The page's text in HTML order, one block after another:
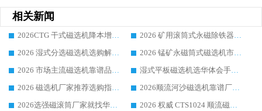
相关新闻
2026CTG 干式磁选机降本增效选购指南 选矿行业口碑稳定专业生产强者盘点
2026 矿用滚筒式永磁除铁器厂家榜单 行业实力派源头厂商选购干货指南
2026 湿式分选磁选机选购解析，华体会手机网页版-华体会(中国) 设备综合实力详解
2026 锰矿永磁筒式磁选机市场主流客户推荐生产厂家口碑精选
2026 市场主流磁选机靠谱品牌推荐 案例厂家华体会手机网页版-华体会(中国) 大众倾心之选
湿式平板磁选机选华体会手机网页版-华体会(中国) _2026靠谱厂家收获各地客户良好评价
2026 磁选机厂家推荐选购指南，实地走访参考华体会手机网页版-华体会(中国) 合作口碑表现
2026顺流河沙磁选机靠谱厂家推荐 华体会手机网页版-华体会(中国) 实力口碑精选
2026选强磁滚筒厂家就找华体会手机网页版-华体会(中国) _口碑过硬用料扎实_性价比优势突出
2026 权威 CTS1024 顺流磁选机精选生产厂家优质设备推荐